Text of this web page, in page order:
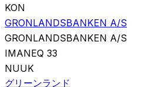
KON
GRONLANDSBANKEN A/S
GRONLANDSBANKEN A/S
IMANEQ 33
NUUK
グリーンランド